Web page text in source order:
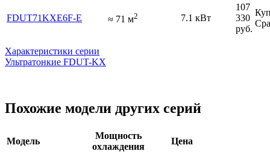
FDUT71KXE6F-E ≈ 71 м2 7.1 кВт
107
330
руб.
Характеристики серии
Ультратонкие FDUT-KX
Похожие модели других серий
Модель
Мощность
охлаждения
Цена